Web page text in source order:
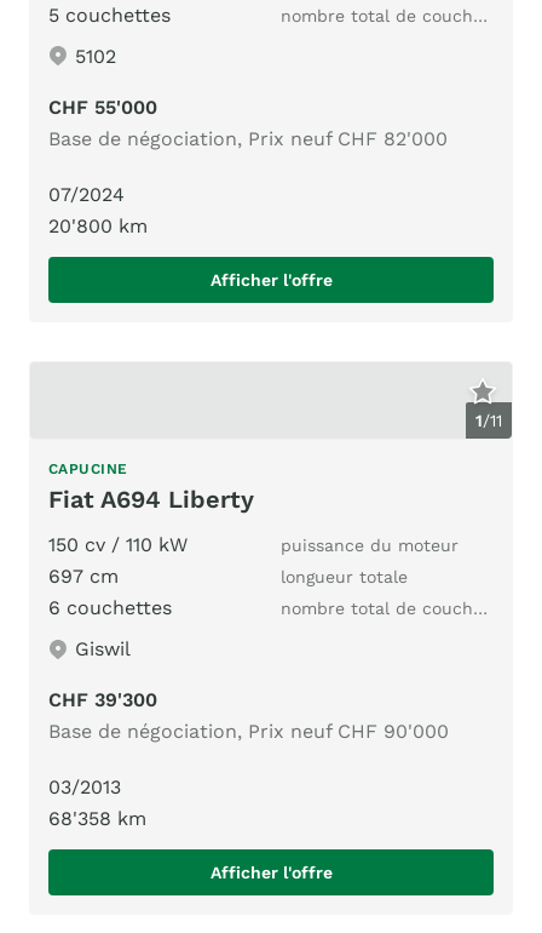
5 couchettes nombre total de couchages
5102
CHF 55'000
Base de négociation, Prix neuf CHF 82'000
07/2024
20'800 km
Afficher l'offre
1/11
CAPUCINE
Fiat A694 Liberty
150 cv / 110 kW puissance du moteur
697 cm longueur totale
6 couchettes nombre total de couchages
Giswil
CHF 39'300
Base de négociation, Prix neuf CHF 90'000
03/2013
68'358 km
Afficher l'offre